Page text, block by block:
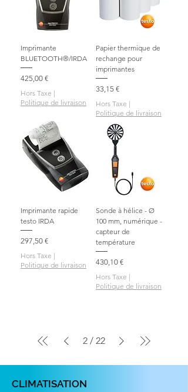
Imprimante
BLUETOOTH®/IRDA
Prix
425,00 €
Hors Taxe |
Politique de livraison
Papier thermique de
rechange pour
imprimantes
Prix
33,15 €
Hors Taxe |
Politique de livraison
Imprimante rapide
testo IRDA
Prix
297,50 €
Hors Taxe |
Politique de livraison
Sonde à hélice - Ø
100 mm, numérique -
capteur de
température
Prix
430,10 €
Hors Taxe |
Politique de livraison
2 / 22
CLIMATISATION